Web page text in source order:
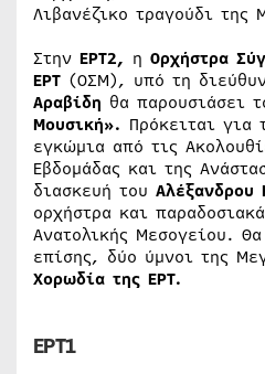
Λιβανέζικο τραγούδι της
Στην ΕΡΤ2, η Ορχήστρα
ΕΡΤ (ΟΣΜ), υπό τη
Αραβίδη θα παρουσιάσει
Μουσική». Πρόκειται για
εγκώμια από τις
Εβδομάδας και της
διασκευή του Αλέξανδρου
ορχήστρα και
Ανατολικής Μεσογείου.
επίσης, δύο ύμνοι της
Χορωδία της ΕΡΤ.
ΕΡΤ1